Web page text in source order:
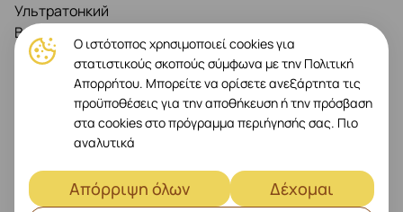
Ультратонкий
Высокая чувствительность
Характеристики
Толщина: 0,33 мм
Совместимость
iPhone 16 Pro
Προδιαγραφές
Ο ιστότοπος χρησιμοποιεί cookies για
στατιστικούς σκοπούς σύμφωνα με την Πολιτική
Απορρήτου. Μπορείτε να ορίσετε ανεξάρτητα τις
προϋποθέσεις για την αποθήκευση ή την πρόσβαση
στα cookies στο πρόγραμμα περιήγησής σας. Πιο
αναλυτικά
Απόρριψη όλων
Δέχομαι